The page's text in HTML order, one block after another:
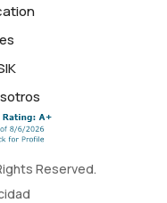
Reserved.